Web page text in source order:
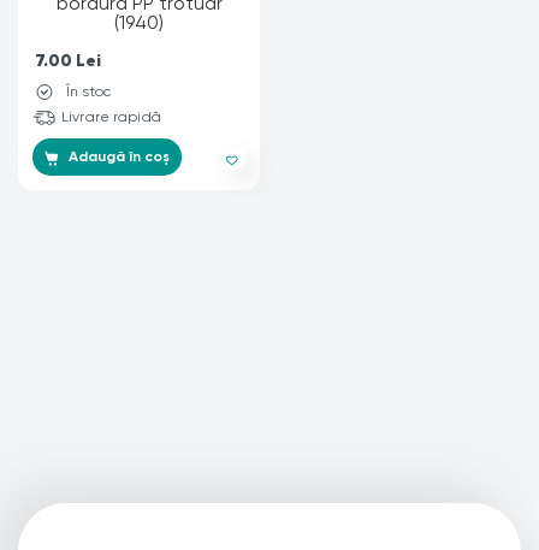
7.00 Lei
În stoc
Livrare rapidă
Adaugă în coș